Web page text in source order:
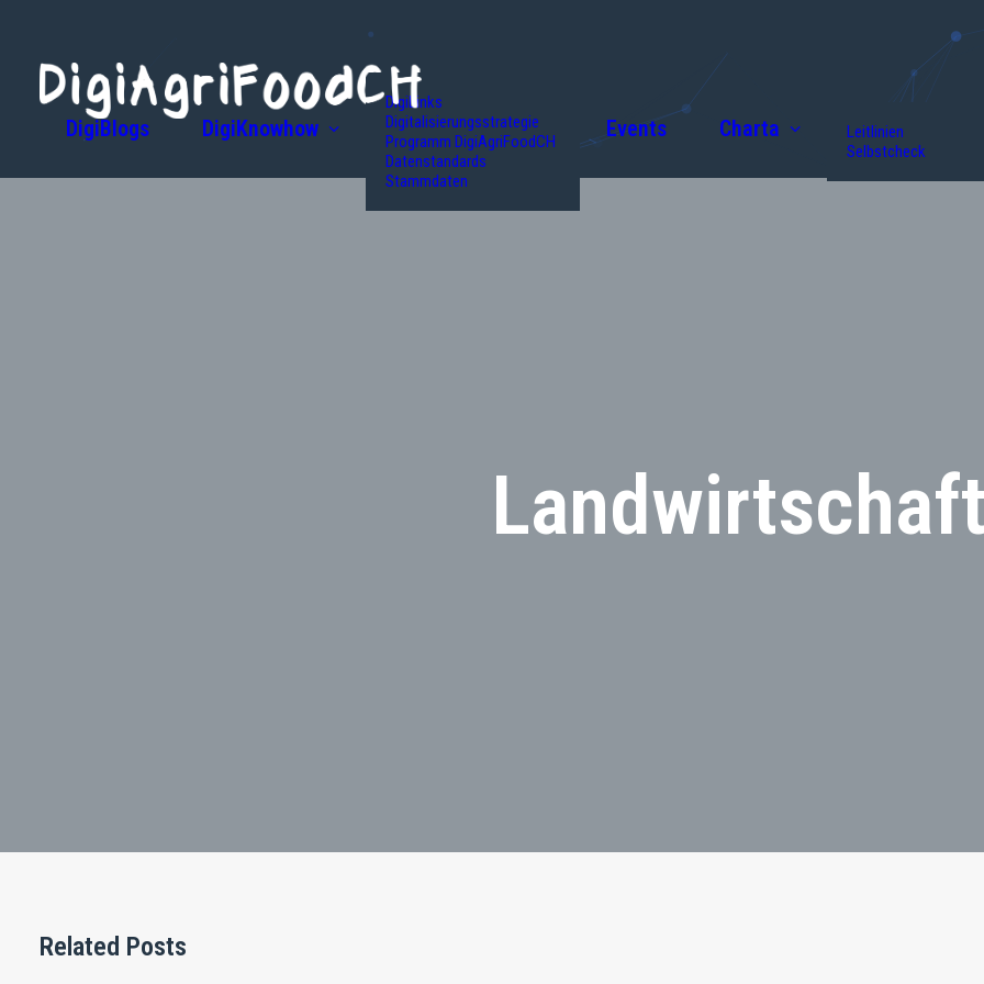
DigiBlogs DigiKnowhow
DigiLinks
Digitalisierungsstrategie
Programm DigiAgriFoodCH
Datenstandards
Stammdaten
Events Charta
Leitlinien
Selbstcheck
Related Posts